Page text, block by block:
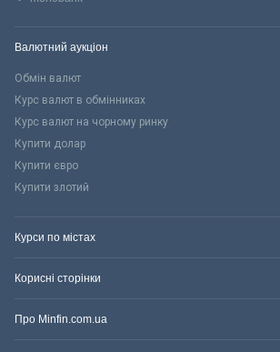
Валютний аукціон
Обмін валют
Курс валют в обмінниках
Курс валют на чорному ринку
Купити долар
Купити євро
Купити злотий
Курси по містах
Корисні сторінки
Про Minfin.com.ua